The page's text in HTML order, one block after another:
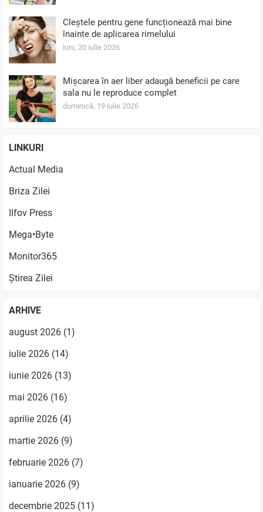
Cleștele pentru gene funcționează mai bine
înainte de aplicarea rimelului
luni, 20 iulie 2026
Mișcarea în aer liber adaugă beneficii pe care
sala nu le reproduce complet
duminică, 19 iulie 2026
LINKURI
Actual Media
Briza Zilei
Ilfov Press
Mega•Byte
Monitor365
Știrea Zilei
ARHIVE
august 2026 (1)
iulie 2026 (14)
iunie 2026 (13)
mai 2026 (16)
aprilie 2026 (4)
martie 2026 (9)
februarie 2026 (7)
ianuarie 2026 (9)
decembrie 2025 (11)